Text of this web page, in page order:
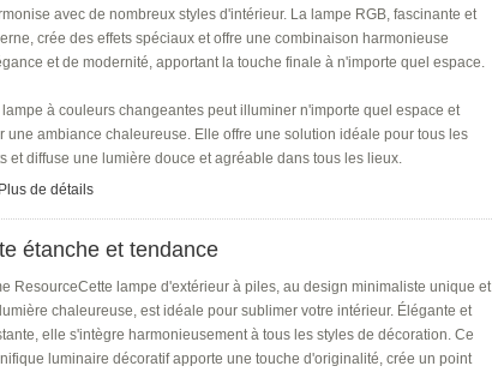
avec de nombreux styles d'intérieur. La lampe RGB, fascinante et
crée des effets spéciaux et offre une combinaison harmonieuse
et de modernité, apportant la touche finale à n'importe quel espace.
lampe à couleurs changeantes peut illuminer n'importe quel espace et
une ambiance chaleureuse. Elle offre une solution idéale pour tous les
et diffuse une lumière douce et agréable dans tous les lieux.
Plus de détails
étanche et tendance
ResourceCette lampe d'extérieur à piles, au design minimaliste unique et
chaleureuse, est idéale pour sublimer votre intérieur. Élégante et
elle s'intègre harmonieusement à tous les styles de décoration. Ce
luminaire décoratif apporte une touche d'originalité, crée un point